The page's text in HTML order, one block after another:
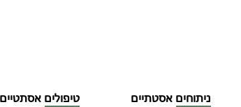
ניתוחים אסטתיים טיפולים אסתטיים